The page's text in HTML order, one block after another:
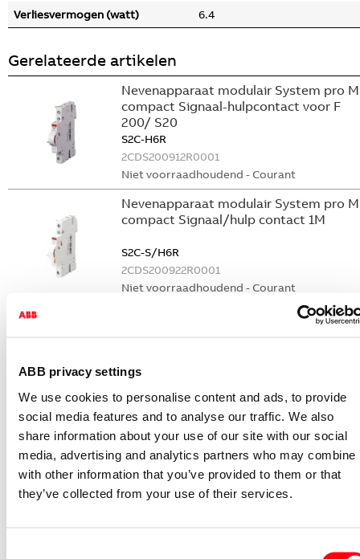
ABB privacy settings
We use cookies to personalise content and ads, to provide
social media features and to analyse our traffic. We also
share information about your use of our site with our social
media, advertising and analytics partners who may combine
with other information that you’ve provided to them or that
they’ve collected from your use of their services.
Verliesvermogen (watt)
6.4
Gerelateerde artikelen
Nevenapparaat modulair System pro M
compact Signaal-hulpcontact voor F
200/ S20
S2C-H6R
2CDS200912R0001
Niet voorraadhoudend - Courant
Nevenapparaat modulair System pro M
compact Signaal/hulp contact 1M
S2C-S/H6R
2CDS200922R0001
Niet voorraadhoudend - Courant
Nevenapparaat modulair System pro M
2CDS200946R0001
Niet voorraadhoudend - Courant
Nevenapparaat modulair System pro M
compact Hulpcontact 1M+1V
S2C-H11L
2CDS200936R0001